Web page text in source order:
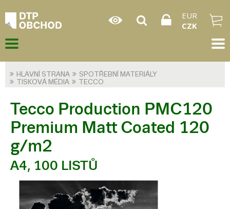
EUR
CZK
HLAVNÍ STRANA
SPOTŘEBNÍ MATERIÁLY
TISKOVÁ MÉDIA
TECCO
Tecco Production PMC120
Premium Matt Coated 120
g/m2
A4, 100 LISTŮ